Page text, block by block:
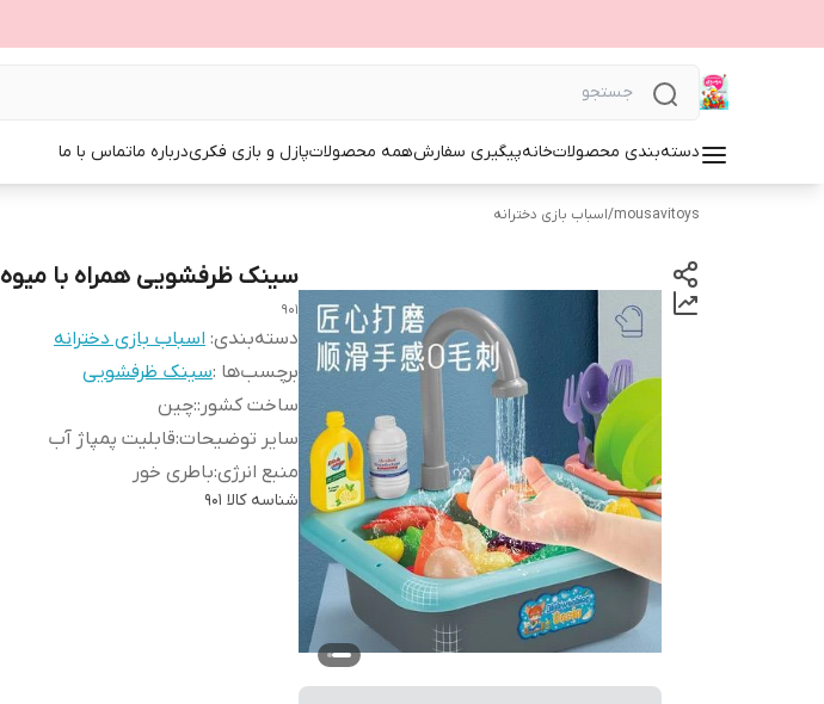
دسته‌بندی محصولاتخانهپیگیری سفارشهمه محصولاتپازل و بازی فکریدرباره ماتماس با ما
mousavitoys
/اسباب بازی دخترانه
سینک ظرفشویی همراه با میوه
901
دسته‌بندی: اسباب بازی دخترانه
برچسب‌ها :سینک ظرفشویی
ساخت کشور::چین
سایر توضیحات:قابلیت پمپاژ آب
منبع انرژی:باطری خور
شناسه کالا 901